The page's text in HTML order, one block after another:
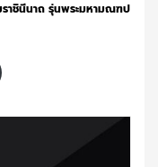
าชินีนาถ รุ่นพระมหามณฑป